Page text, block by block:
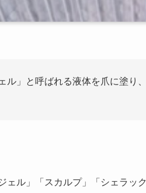
ル」と呼ばれる液体を爪に塗り
ェル」「スカルプ」「シェラッ